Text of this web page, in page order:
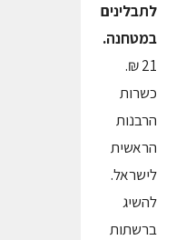
לתבלינים
במטחנה.
21 ₪.
כשרות
הרבנות
הראשית
לישראל.
להשיג
ברשתות